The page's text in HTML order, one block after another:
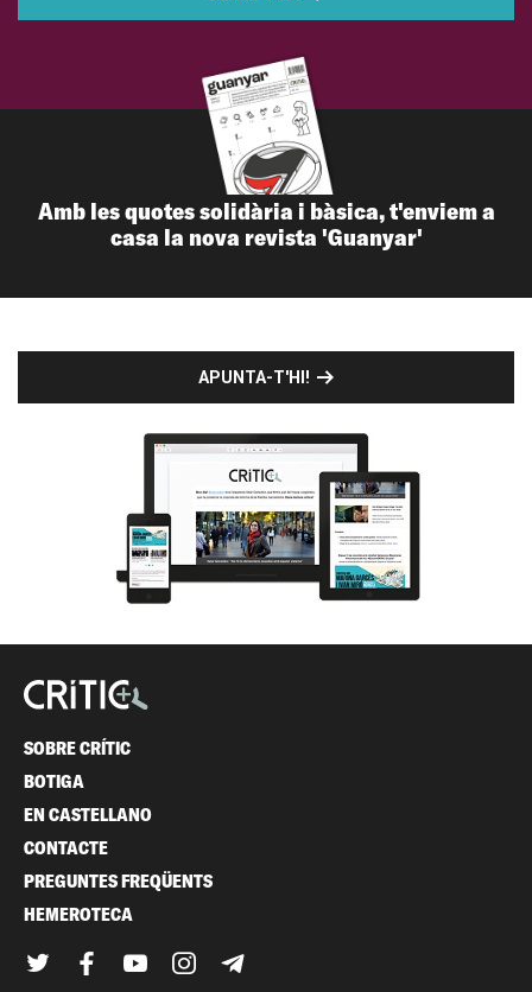
Amb les quotes solidària i bàsica, t'enviem a
casa la nova revista 'Guanyar'
APUNTA-T'HI!
SOBRE CRÍTIC
BOTIGA
EN CASTELLANO
CONTACTE
PREGUNTES FREQÜENTS
HEMEROTECA
TwitterFacebook
YouTubeInstagram